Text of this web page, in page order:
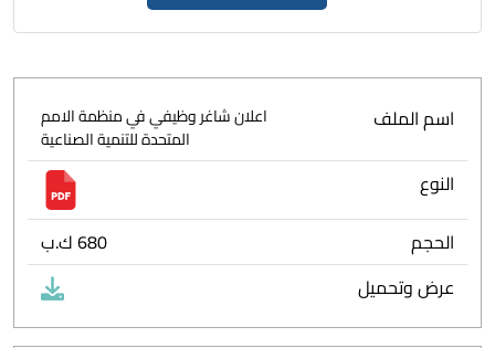
اسم الملف
اعلان شاغر وظيفي في منظمة الامم
المتحدة للتنمية الصناعية
النوع
الحجم
680 ك.ب
عرض وتحميل